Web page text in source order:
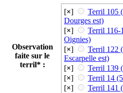
Observation
faite sur le
terril* :
[×]
Terril 105
Dourges est)
[×]
Terril 116-
Oignies)
[×]
Terril 122
Escarpelle est)
[×]
Terril 139
[×]
Terril 14
[×]
Terril 141